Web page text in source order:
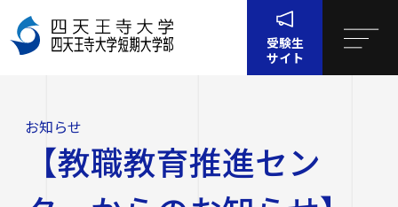
受験生
サイト
四天王寺大学について
四天王寺大学について
お知らせ
【教職教育推進セン